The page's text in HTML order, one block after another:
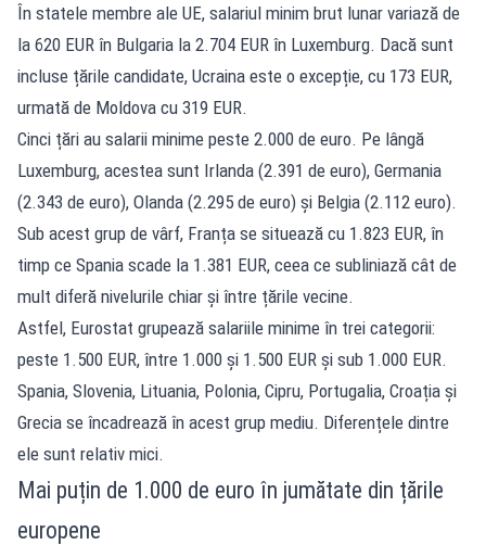
În statele membre ale UE, salariul minim brut lunar variază de
la 620 EUR în Bulgaria la 2.704 EUR în Luxemburg. Dacă sunt
incluse țările candidate, Ucraina este o excepție, cu 173 EUR,
urmată de Moldova cu 319 EUR.
Cinci țări au salarii minime peste 2.000 de euro. Pe lângă
Luxemburg, acestea sunt Irlanda (2.391 de euro), Germania
(2.343 de euro), Olanda (2.295 de euro) și Belgia (2.112 euro).
Sub acest grup de vârf, Franța se situează cu 1.823 EUR, în
timp ce Spania scade la 1.381 EUR, ceea ce subliniază cât de
mult diferă nivelurile chiar și între țările vecine.
Astfel, Eurostat grupează salariile minime în trei categorii:
peste 1.500 EUR, între 1.000 și 1.500 EUR și sub 1.000 EUR.
Spania, Slovenia, Lituania, Polonia, Cipru, Portugalia, Croația și
Grecia se încadrează în acest grup mediu. Diferențele dintre
ele sunt relativ mici.
Mai puțin de 1.000 de euro în jumătate din țările
europene